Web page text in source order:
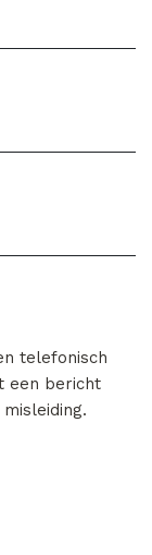
telefonisch
een bericht